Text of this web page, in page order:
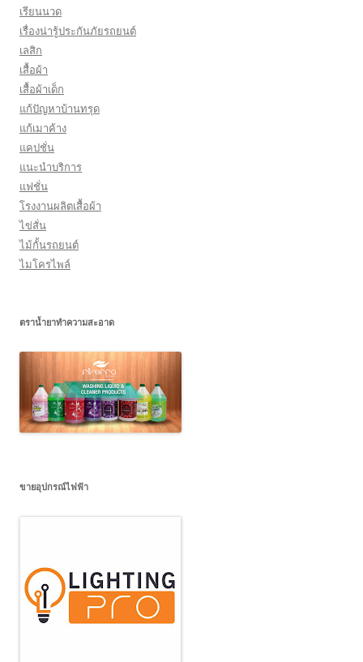
เรียนนวด
เรื่องน่ารู้ประกันภัยรถยนต์
เลสิก
เสื้อผ้า
เสื้อผ้าเด็ก
แก้ปัญหาบ้านทรุด
แก้เมาค้าง
แคปชั่น
แนะนำบริการ
แฟชั่น
โรงงานผลิตเสื้อผ้า
ไข่สั่น
ไม้กั้นรถยนต์
ไมโครไพล์
ตราน้ำยาทำความสะอาด
ขายอุปกรณ์ไฟฟ้า